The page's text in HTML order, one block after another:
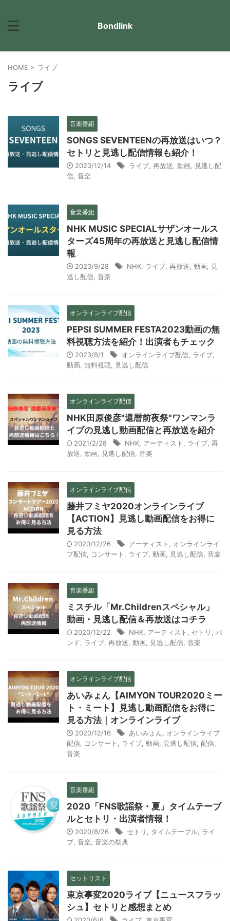
Bondlink
HOME > ライブ
ライブ
音楽番組
SONGS SEVENTEENの再放送はいつ？
セトリと見逃し配信情報も紹介！
2023/12/14 ライブ 再放送 動画
見逃し配
信 音楽
音楽番組
NHK MUSIC SPECIALサザンオールス
ターズ45周年の再放送と見逃し配信情
報
2023/9/28 NHK ライブ 再放送 動画
見
逃し配信 音楽
オンラインライブ配信
PEPSI SUMMER FESTA2023動画の無
料視聴方法を紹介！出演者もチェック
2023/8/1 オンラインライブ配信 ライブ
動画 無料視聴 見逃し配信
オンラインライブ配信
NHK田原俊彦"還暦前夜祭"ワンマンラ
イブの見逃し動画配信と再放送を紹介
2021/2/28 NHK アーティスト ライブ 再
放送 動画 見逃し配信 音楽
オンラインライブ配信
藤井フミヤ2020オンラインライブ
【ACTION】見逃し動画配信をお得に
見る方法
2020/12/26 アーティスト
オンラインライ
ブ配信
コンサート ライブ 動画 見逃し配信 音楽
音楽番組
ミスチル「Mr.Childrenスペシャル」
動画・見逃し配信＆再放送はコチラ
2020/12/22 NHK アーティスト セトリ
バ
ンド
ライブ 再放送 動画 見逃し配信 音楽
オンラインライブ配信
あいみょん【AIMYON TOUR2020ミー
ト・ミート】見逃し動画配信をお得に
見る方法｜オンラインライブ
2020/12/16 あいみょん
オンラインライブ
配信
コンサート ライブ 動画 見逃し配信 配信
音楽
音楽番組
2020「FNS歌謡祭・夏」タイムテーブ
ルとセトリ・出演者情報！
2020/8/26 セトリ タイムテーブル ライ
ブ 音楽 音楽の祭典
セットリスト
東京事変2020ライブ【ニュースフラッ
シュ】セトリと感想まとめ